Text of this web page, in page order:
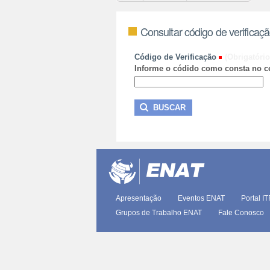
Consultar código de
Código de Verificação
Informe o códido como consta no
Apresentação Eventos ENAT Portal
Grupos de Trabalho ENAT
Fale Conosco